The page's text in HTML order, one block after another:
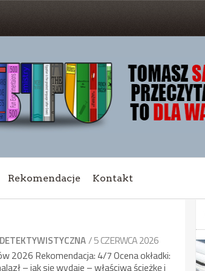
Rekomendacje Kontakt
/ 5 CZERWCA 2026
2026 Rekomendacja: 4/7 Ocena okładki:
– jak się wydaje – właściwą ścieżkę i